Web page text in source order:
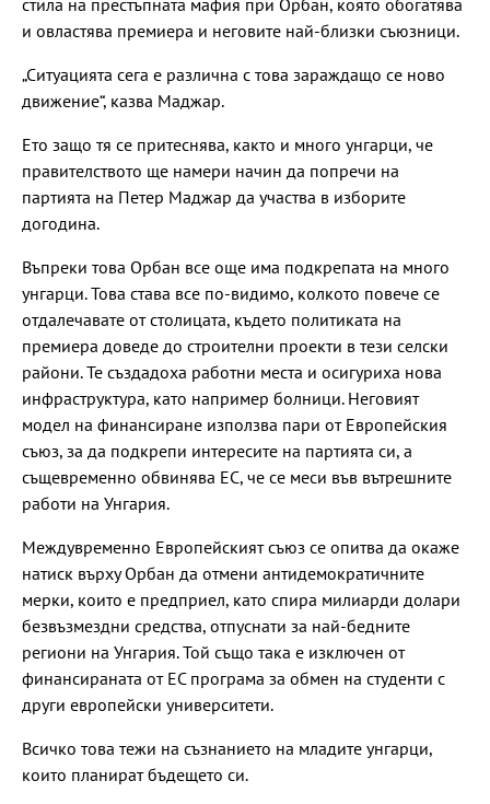
и овластява премиера и неговите най-близки съюзници.
„Ситуацията сега е различна с това зараждащо се ново
движение“, казва Маджар.
Ето защо тя се притеснява, както и много унгарци, че
правителството ще намери начин да попречи на
партията на Петер Маджар да участва в изборите
догодина.
Въпреки това Орбан все още има подкрепата на много
унгарци. Това става все по-видимо, колкото повече се
отдалечавате от столицата, където политиката на
премиера доведе до строителни проекти в тези селски
райони. Те създадоха работни места и осигуриха нова
инфраструктура, като например болници. Неговият
модел на финансиране използва пари от Европейския
съюз, за да подкрепи интересите на партията си, а
същевременно обвинява ЕС, че се меси във вътрешните
работи на Унгария.
Междувременно Европейският съюз се опитва да окаже
натиск върху Орбан да отмени антидемократичните
мерки, които е предприел, като спира милиарди долари
безвъзмездни средства, отпуснати за най-бедните
региони на Унгария. Той също така е изключен от
финансираната от ЕС програма за обмен на студенти с
други европейски университети.
Всичко това тежи на съзнанието на младите унгарци,
които планират бъдещето си.